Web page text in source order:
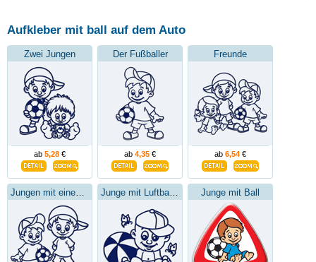
Aufkleber mit ball auf dem Auto
Zwei Jungen
ab 5,28 €
Der Fußballer
ab 4,35 €
Freunde
ab 6,54 €
Junge mit Ball